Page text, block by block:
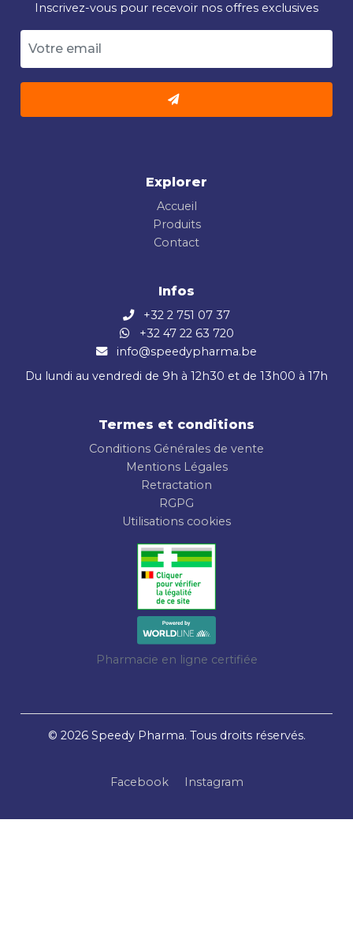
Inscrivez-vous pour recevoir nos offres exclusives
Explorer
Accueil
Produits
Contact
Infos
+32 2 751 07 37
+32 47 22 63 720
info@speedypharma.be
Du lundi au vendredi de 9h à 12h30 et de 13h00 à 17h
Termes et conditions
Conditions Générales de vente
Mentions Légales
Retractation
RGPG
Utilisations cookies
Pharmacie en ligne certifiée
© 2026 Speedy Pharma. Tous droits réservés.
Facebook Instagram